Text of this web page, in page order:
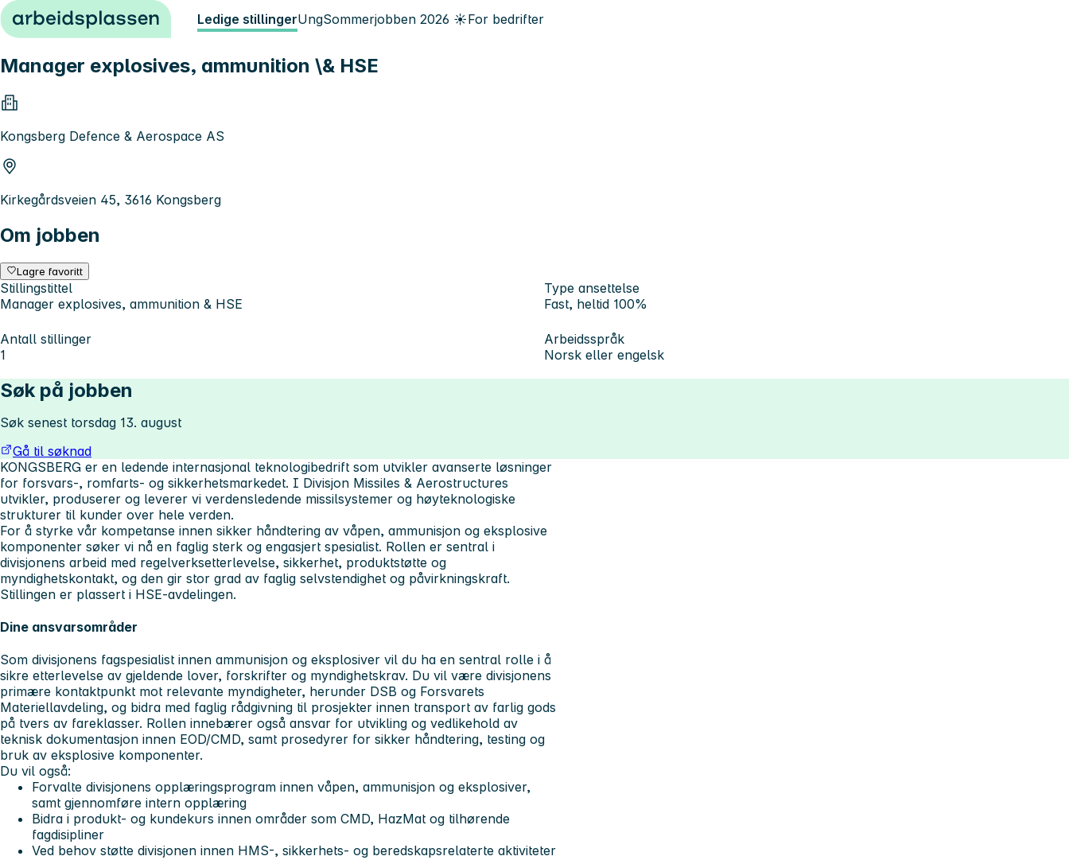
Hopp til innhold Ledige stillingerUngSommerjobben 2026 ☀️For bedrifter
Manager explosives, ammunition \& HSE
Kongsberg Defence & Aerospace AS
Kirkegårdsveien 45, 3616 Kongsberg
Om jobben
Lagre favoritt
Stillingstittel
Manager explosives, ammunition & HSE
Type ansettelse
Fast, heltid 100%
Antall stillinger
1
Arbeidsspråk
Norsk eller engelsk
Søk på jobben
Søk senest torsdag 13. august
Gå til søknad
KONGSBERG er en ledende internasjonal teknologibedrift som utvikler avanserte løsninger
for forsvars-, romfarts- og sikkerhetsmarkedet. I Divisjon Missiles & Aerostructures
utvikler, produserer og leverer vi verdensledende missilsystemer og høyteknologiske
strukturer til kunder over hele verden.
For å styrke vår kompetanse innen sikker håndtering av våpen, ammunisjon og eksplosive
komponenter søker vi nå en faglig sterk og engasjert spesialist. Rollen er sentral i
divisjonens arbeid med regelverksetterlevelse, sikkerhet, produktstøtte og
myndighetskontakt, og den gir stor grad av faglig selvstendighet og påvirkningskraft.
Stillingen er plassert i HSE-avdelingen.
Dine ansvarsområder
Som divisjonens fagspesialist innen ammunisjon og eksplosiver vil du ha en sentral rolle i å
sikre etterlevelse av gjeldende lover, forskrifter og myndighetskrav. Du vil være divisjonens
primære kontaktpunkt mot relevante myndigheter, herunder DSB og Forsvarets
Materiellavdeling, og bidra med faglig rådgivning til prosjekter innen transport av farlig gods
på tvers av fareklasser. Rollen innebærer også ansvar for utvikling og vedlikehold av
teknisk dokumentasjon innen EOD/CMD, samt prosedyrer for sikker håndtering, testing og
bruk av eksplosive komponenter.
Du vil også:
Forvalte divisjonens opplæringsprogram innen våpen, ammunisjon og eksplosiver,
samt gjennomføre intern opplæring
Bidra i produkt- og kundekurs innen områder som CMD, HazMat og tilhørende
fagdisipliner
Ved behov støtte divisjonen innen HMS-, sikkerhets- og beredskapsrelaterte aktiviteter